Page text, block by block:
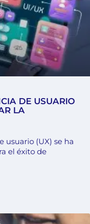
DE USUARIO
LA
usuario (UX) se ha
el éxito de